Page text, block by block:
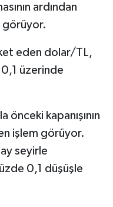
ardından
görüyor.
eden dolar/TL,
0,1 üzerinde
kapanışının
işlem görüyor.
seyirle
0,1 düşüşle